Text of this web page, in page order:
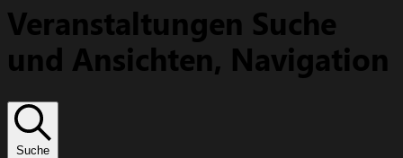
Veranstaltungen Suche
und Ansichten, Navigation
Suche